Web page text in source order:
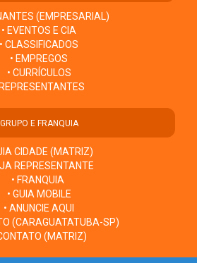
(EMPRESARIAL)
• EVENTOS E CIA
• CLASSIFICADOS
• EMPREGOS
• CURRÍCULOS
GRUPO E FRANQUIA
CIDADE (MATRIZ)
REPRESENTANTE
• FRANQUIA
• GUIA MOBILE
• ANUNCIE AQUI
(CARAGUATATUBA-SP)
(MATRIZ)